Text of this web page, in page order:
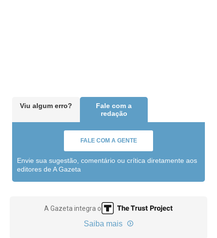
Viu algum erro?
Fale com a
redação
FALE COM A GENTE
Envie sua sugestão, comentário ou crítica diretamente aos
editores de A Gazeta
A Gazeta integra o
Saiba mais